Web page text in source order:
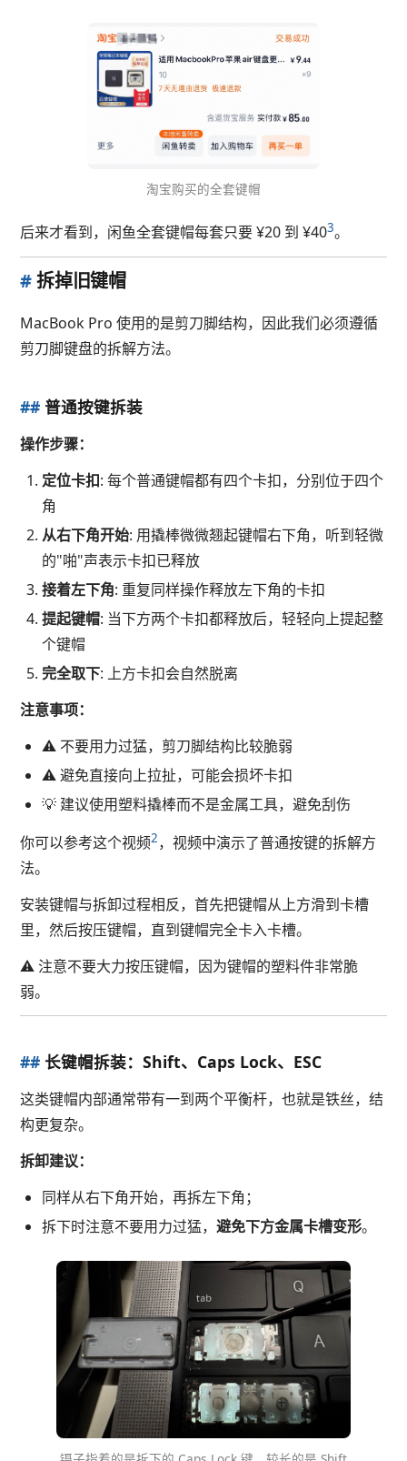
淘宝购买的全套键帽
后来才看到，闲鱼全套键帽每套只要 ¥20 到 ¥403。
#拆掉旧键帽
MacBook Pro 使用的是剪刀脚结构，因此我们必须遵循
剪刀脚键盘的拆解方法。
## 普通按键拆装
操作步骤：
定位卡扣: 每个普通键帽都有四个卡扣，分别位于四个
角
从右下角开始: 用撬棒微微翘起键帽右下角，听到轻微
的"啪"声表示卡扣已释放
接着左下角: 重复同样操作释放左下角的卡扣
提起键帽: 当下方两个卡扣都释放后，轻轻向上提起整
个键帽
完全取下: 上方卡扣会自然脱离
注意事项：
⚠️ 不要用力过猛，剪刀脚结构比较脆弱
⚠️ 避免直接向上拉扯，可能会损坏卡扣
💡 建议使用塑料撬棒而不是金属工具，避免刮伤
你可以参考这个视频2，视频中演示了普通按键的拆解方
法。
安装键帽与拆卸过程相反，首先把键帽从上方滑到卡槽
里，然后按压键帽，直到键帽完全卡入卡槽。
⚠️ 注意不要大力按压键帽，因为键帽的塑料件非常脆
弱。
## 长键帽拆装：Shift、Caps Lock、ESC
这类键帽内部通常带有一到两个平衡杆，也就是铁丝，结
构更复杂。
拆卸建议：
同样从右下角开始，再拆左下角；
拆下时注意不要用力过猛，避免下方金属卡槽变形。